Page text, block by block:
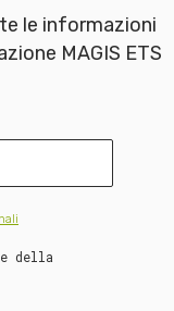
le informazioni
MAGIS ETS
della